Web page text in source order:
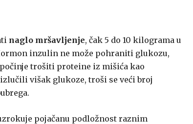
naglo mršavljenje, čak 5 do 10 kilograma u
inzulin ne može pohraniti glukozu,
trošiti proteine iz mišića kao
višak glukoze, troši se veći broj
pojačanu podložnost raznim